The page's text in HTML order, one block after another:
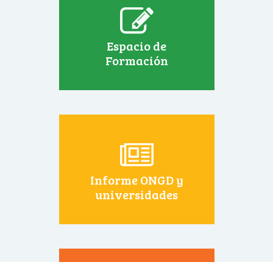
Espacio de
Formación
Informe ONGD y
universidades